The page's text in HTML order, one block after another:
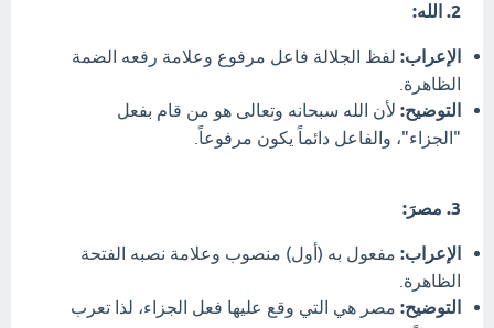
2. الله:
الإعراب: لفظ الجلالة فاعل مرفوع وعلامة رفعه الضمة
الظاهرة.
التوضيح: لأن الله سبحانه وتعالى هو من قام بفعل
"الجزاء"، والفاعل دائماً يكون مرفوعاً.
3. مصرَ:
الإعراب: مفعول به (أول) منصوب وعلامة نصبه الفتحة
الظاهرة.
التوضيح: مصر هي التي وقع عليها فعل الجزاء، لذا تعرب